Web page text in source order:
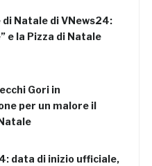
Natale di VNews24:
e la Pizza di Natale
Gori in
per un malore il
data di inizio ufficiale,